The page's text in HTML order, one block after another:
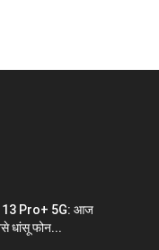
13 Pro+ 5G: आज
धांसू फोन...